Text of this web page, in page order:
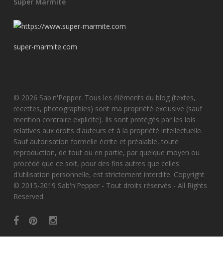
super-marmite.com
© 2026 Sab'n'Pepper. Tous les éléments du blog (textes,
recettes, photographies) sont ma propriété exclusive (sauf
mention contraire explicite). Ils sont protégés par les lois
relatives aux droits d'auteurs et à la propriété intellectuelle.
Sauf autorisation formelle écrite et préalable, toute
reproduction, de tout ou en partie, par quelque moyen ou
procédé que ce soit, pour des fins autres que celles
d'utilisation personnelle, est strictement interdite. Copyright
© 2015-2019 Sab'n'Pepper - Tout droits réservés - All Rights
Reserved
facebookpinterestinstagram